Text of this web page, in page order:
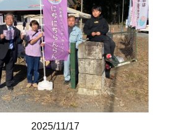
2025/11/17